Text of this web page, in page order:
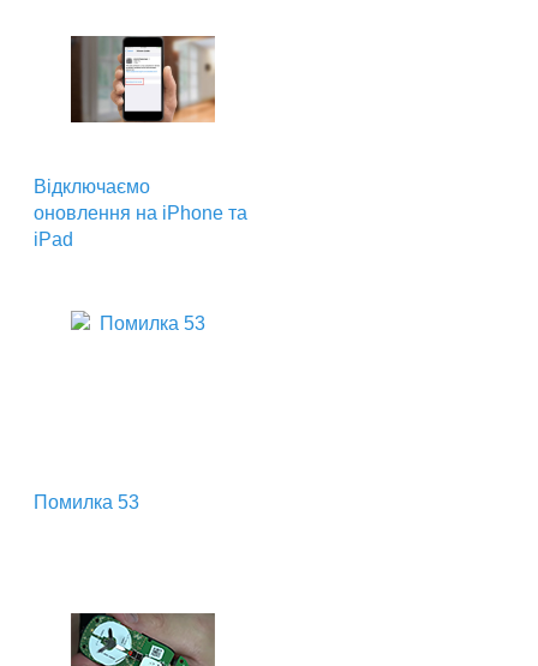
Відключаємо
оновлення на iPhone та
iPad
Помилка 53